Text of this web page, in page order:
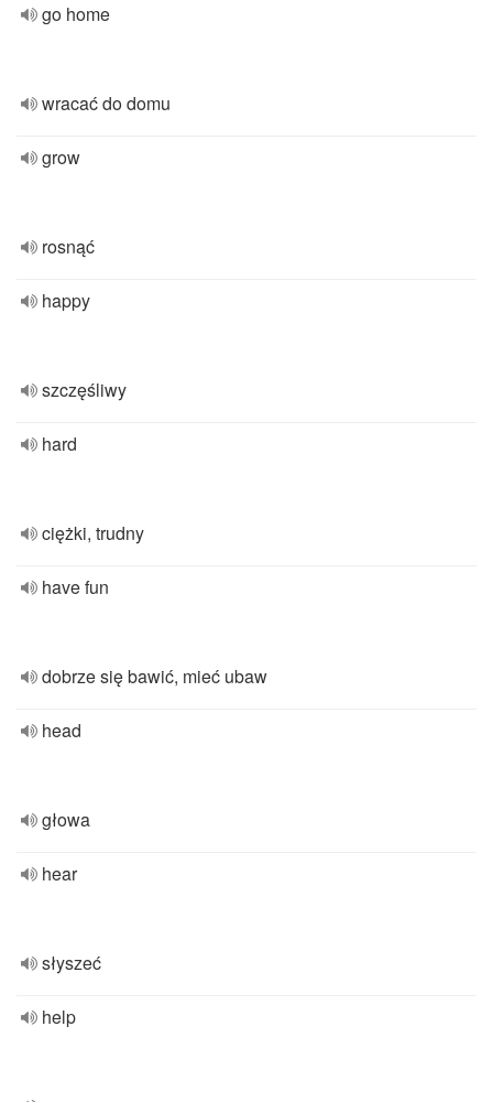
go home
wracać do domu
grow
rosnąć
happy
szczęśliwy
hard
ciężki, trudny
have fun
dobrze się bawić, mieć ubaw
head
głowa
hear
słyszeć
help